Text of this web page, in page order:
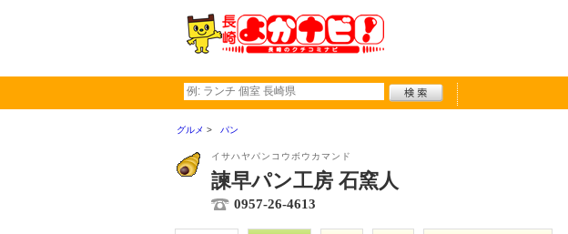
グルメ パン
イサハヤパンコウボウカマンド
諫早パン工房 石窯人
0957-26-4613